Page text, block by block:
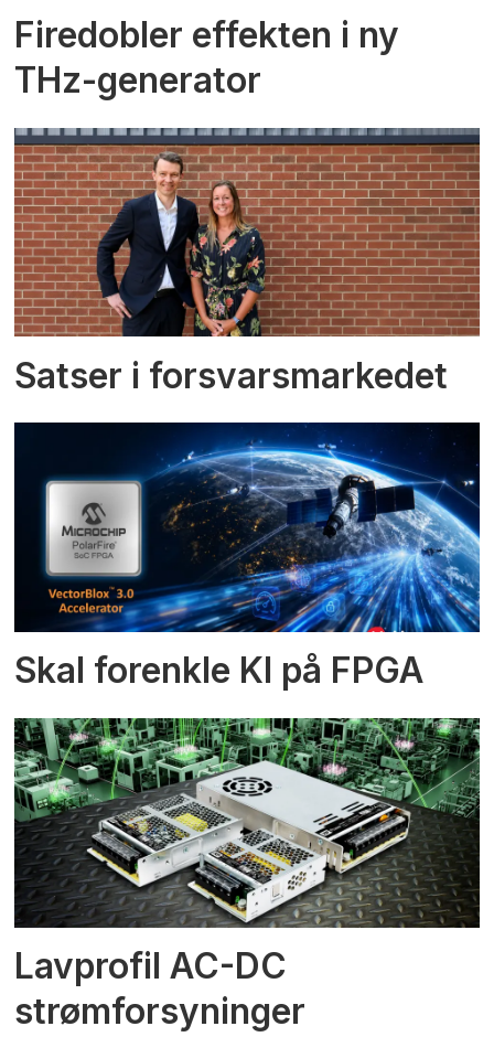
Firedobler effekten i ny
THz-generator
Satser i forsvarsmarkedet
Skal forenkle KI på FPGA
Lavprofil AC-DC
strømforsyninger